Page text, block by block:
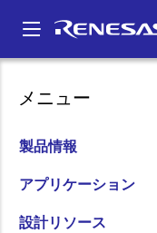
ン
メニュー
製品情報
アプリケーション
設計リソース
パ
ン
く
ず
音声およびディスプレ
音声およ
ンタフェ
ートHMI